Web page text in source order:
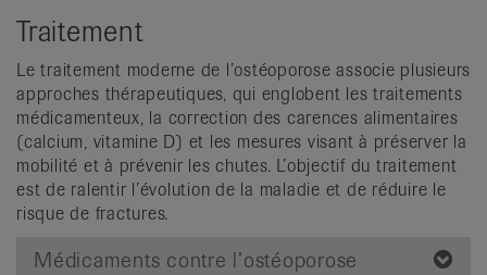
Traitement
Le traitement moderne de l’ostéoporose associe plusieurs
approches thérapeutiques, qui englobent les traitements
médicamenteux, la correction des carences alimentaires
(calcium, vitamine D) et les mesures visant à préserver la
mobilité et à prévenir les chutes. L’objectif du traitement
est de ralentir l’évolution de la maladie et de réduire le
risque de fractures.
Médicaments contre l’ostéoporose